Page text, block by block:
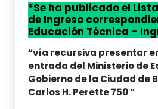
*Se ha publicado el
de Ingreso
Educación Técnica –
“vía recursiva presentar
entrada del Ministerio de
Gobierno de la Ciudad de
Carlos H. Perette 750 “